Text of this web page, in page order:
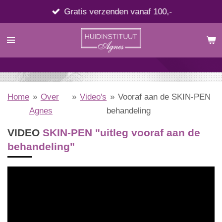
direct
naar
Gratis verzenden vanaf 100,-
Home » Over
Agnes
» Video's » Vooraf aan de SKIN-PEN
behandeling
VIDEO SKIN-PEN "uitleg vooraf aan de
behandeling"